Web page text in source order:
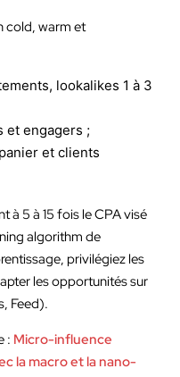
cold, warm et
lookalikes 1 à 3
et engagers ;
et clients
à 5 à 15 fois le CPA visé
algorithm de
privilégiez les
les opportunités sur
Feed).
: Micro-influence
la macro et la nano-